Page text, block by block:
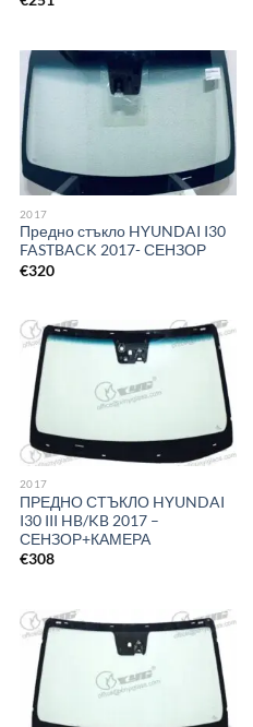
2017
Предно стъкло HYUNDAI I30
FASTBACK 2017- СЕНЗОР
€320
2017
ПРЕДНО СТЪКЛО HYUNDAI
I30 III HB/KB 2017 –
СЕНЗОР+КАМЕРА
€308